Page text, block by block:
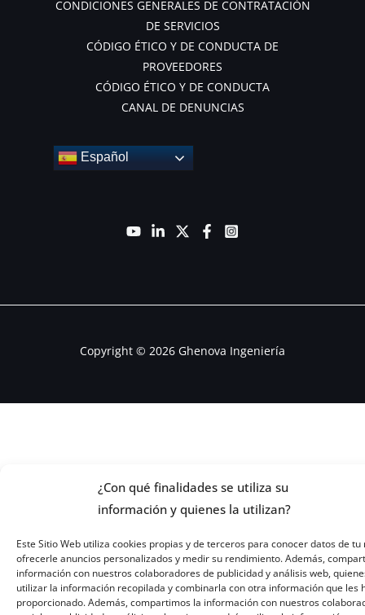
¿Con qué finalidades se utiliza su
información y quienes la utilizan?
Este Sitio Web utiliza cookies propias y de terceros para conocer datos de tu
ofrecerle anuncios personalizados y medir su rendimiento. Además,
información con nuestros colaboradores de publicidad y análisis web,
utilizar la información recopilada y combinarla con otra información que les
proporcionado. Además, compartimos la información con nuestros
CONDICIONES GENERALES DE CONTRATACIÓN
DE SERVICIOS
CÓDIGO ÉTICO Y DE CONDUCTA DE
PROVEEDORES
CÓDIGO ÉTICO Y DE CONDUCTA
CANAL DE DENUNCIAS
Español
Copyright © 2026 Ghenova Ingeniería